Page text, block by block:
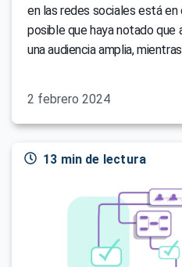
en las redes sociales está
posible que haya notado que
una audiencia amplia,
2 febrero 2024
13 min de lectura